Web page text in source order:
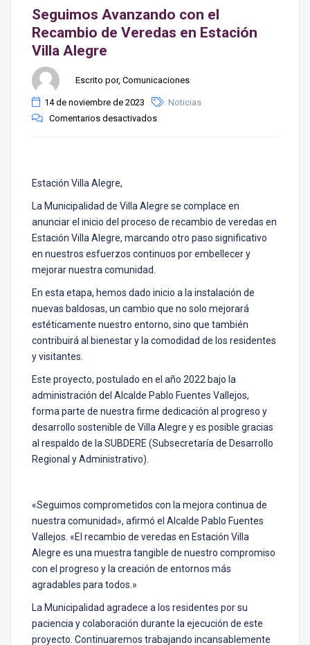
Seguimos Avanzando con el
Recambio de Veredas en Estación
Villa Alegre
Escrito por, Comunicaciones
14 de noviembre de 2023
Noticias
Comentarios desactivados
Estación Villa Alegre,
La Municipalidad de Villa Alegre se complace en
anunciar el inicio del proceso de recambio de veredas en
Estación Villa Alegre, marcando otro paso significativo
en nuestros esfuerzos continuos por embellecer y
mejorar nuestra comunidad.
En esta etapa, hemos dado inicio a la instalación de
nuevas baldosas, un cambio que no solo mejorará
estéticamente nuestro entorno, sino que también
contribuirá al bienestar y la comodidad de los residentes
y visitantes.
Este proyecto, postulado en el año 2022 bajo la
administración del Alcalde Pablo Fuentes Vallejos,
forma parte de nuestra firme dedicación al progreso y
desarrollo sostenible de Villa Alegre y es posible gracias
al respaldo de la SUBDERE (Subsecretaría de Desarrollo
Regional y Administrativo).
«Seguimos comprometidos con la mejora continua de
nuestra comunidad», afirmó el Alcalde Pablo Fuentes
Vallejos. «El recambio de veredas en Estación Villa
Alegre es una muestra tangible de nuestro compromiso
con el progreso y la creación de entornos más
agradables para todos.»
La Municipalidad agradece a los residentes por su
paciencia y colaboración durante la ejecución de este
proyecto. Continuaremos trabajando incansablemente